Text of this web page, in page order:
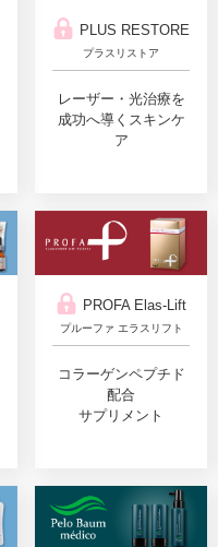
PLUS RESTORE
プラスリストア
レーザー・光治療を
成功へ導くスキンケ
ア
PROFA Elas-Lift
プルーファ エラスリフト
コラーゲンペプチド
配合
サプリメント